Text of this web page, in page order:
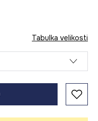
Tabulka velikosti